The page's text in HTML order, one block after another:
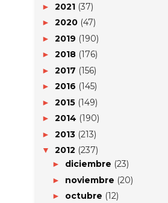
► 2021 (37)
► 2020 (47)
► 2019 (190)
► 2018 (176)
► 2017 (156)
► 2016 (145)
► 2015 (149)
► 2014 (190)
► 2013 (213)
▼ 2012 (237)
► diciembre (23)
► noviembre (20)
► octubre (12)